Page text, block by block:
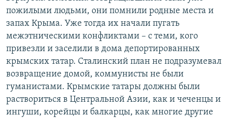
пожилыми людьми, они помнили родные места и
запах Крыма. Уже тогда их начали пугать
межэтническими конфликтами – с теми, кого
привезли и заселили в дома депортированных
крымских татар. Сталинский план не подразумевал
возвращение домой, коммунисты не были
гуманистами. Крымские татары должны были
раствориться в Центральной Азии, как и чеченцы и
ингуши, корейцы и балкарцы, как многие другие